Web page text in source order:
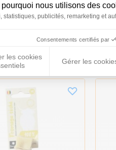
nous utilisons des
statistiques, publicités, remarketing et
Consentements certifiés par
les cookies
Gérer les